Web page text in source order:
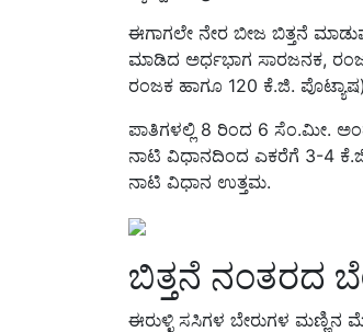
ಈಗಾಗಲೇ ನೇರ ಬೀಜ ಬಿತ್ತನೆ
ಮಾಡಿದ ಅರ್ಧಭಾಗ ಸಾರಜನಕ,
ರಂಜಕ ಹಾಗೂ 120 ಕೆ.ಜಿ.
ಪಾತಿಗಳಲ್ಲಿ 8 ರಿಂದ 6 ಸೆಂ.ಮೀ.
ನಾಟಿ ವಿಧಾನದಿಂದ ಎಕರೆಗೆ 3-4
ನಾಟಿ ವಿಧಾನ ಉತ್ತಮ.
ಬಿತ್ತನೆ ನಂತರದ
ಈರುಳ್ಳಿ ಸಸಿಗಳ ಬೇರುಗಳ ಮಣ್ಣಿನ